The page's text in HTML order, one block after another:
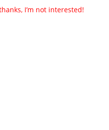
I’m not interested!